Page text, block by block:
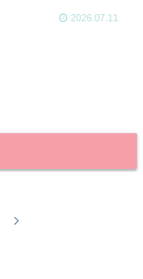
2026.07.11
次